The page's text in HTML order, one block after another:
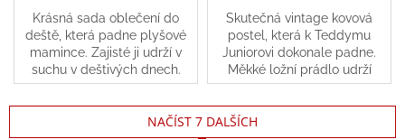
Krásná sada oblečení do
deště, která padne plyšové
mamince. Zajisté ji udrží v
suchu v deštivých dnech.
Tento set se skládá z kabátu
a klobouku.
Skutečná vintage kovová
postel, která k Teddymu
Juniorovi dokonale padne.
Měkké ložní prádlo udrží
Teddyho v teple celou noc
NAČÍST 7 DALŠÍCH